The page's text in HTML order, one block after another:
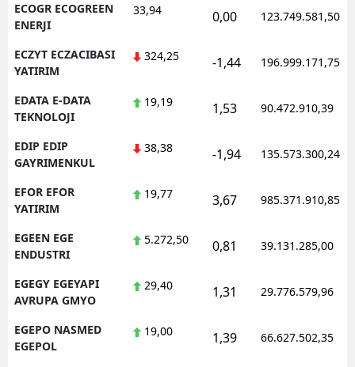
ECOGR ECOGREEN
ENERJI
33,94 0,00 123.749.581,50
ECZYT ECZACIBASI
YATIRIM
324,25 -1,44 196.999.171,75
EDATA E-DATA
TEKNOLOJI
19,19 1,53 90.472.910,39
EDIP EDIP
GAYRIMENKUL
38,38 -1,94 135.573.300,24
EFOR EFOR
YATIRIM
19,77 3,67 985.371.910,85
EGEEN EGE
ENDUSTRI
5.272,50 0,81 39.131.285,00
EGEGY EGEYAPI
AVRUPA GMYO
29,40 1,31 29.776.579,96
EGEPO NASMED
EGEPOL
19,00 1,39 66.627.502,35